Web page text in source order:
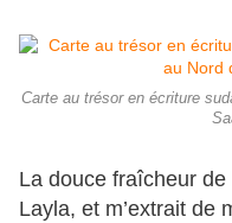
Carte au trésor en écriture
La douce fraîcheur
Layla, et m’extrait de